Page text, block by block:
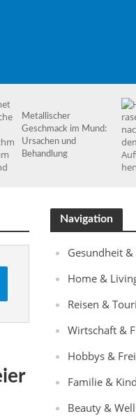
Metallischer
Geschmack im Mund:
Ursachen und
Behandlung
Navigation
Gesundheit
Home &
Reisen &
Wirtschaft &
Hobbys &
Familie &
Beauty &